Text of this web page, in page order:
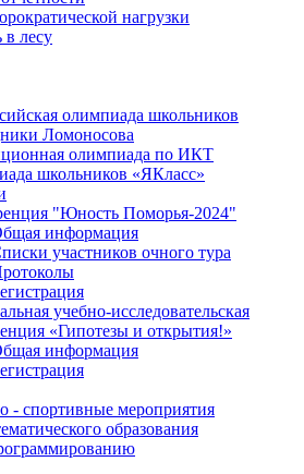
нагрузки
в лесу
олимпиада школьников
Ломоносова
олимпиада по ИКТ
школьников «ЯКласс»
"Юность Поморья-2024"
информация
участников очного тура
учебно-исследовательская
«Гипотезы и открытия!»
информация
- спортивные мероприятия
образования